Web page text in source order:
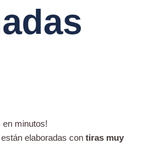
en minutos!
están elaboradas con tiras muy